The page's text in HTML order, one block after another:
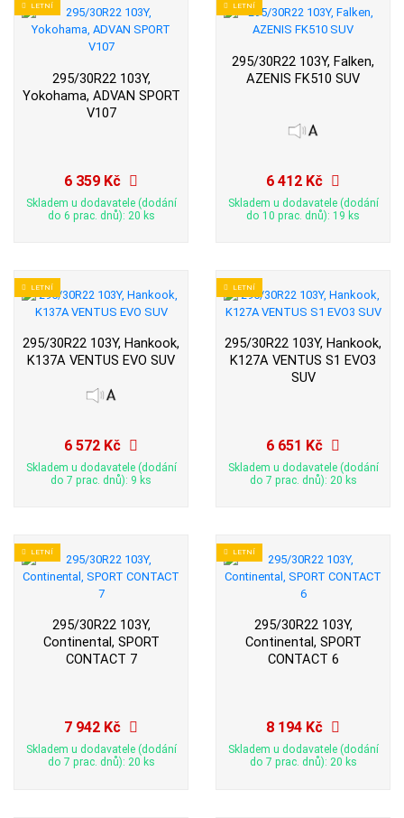
LETNÍ
295/30R22 103Y,
Yokohama, ADVAN SPORT
V107
6 359 Kč
Skladem u dodavatele (dodání
do 6 prac. dnů): 20 ks
LETNÍ
295/30R22 103Y, Falken,
AZENIS FK510 SUV
6 412 Kč
Skladem u dodavatele (dodání
do 10 prac. dnů): 19 ks
LETNÍ
295/30R22 103Y, Hankook,
K137A VENTUS EVO SUV
6 572 Kč
Skladem u dodavatele (dodání
do 7 prac. dnů): 9 ks
LETNÍ
295/30R22 103Y, Hankook,
K127A VENTUS S1 EVO3
SUV
6 651 Kč
Skladem u dodavatele (dodání
do 7 prac. dnů): 20 ks
LETNÍ
295/30R22 103Y,
Continental, SPORT
CONTACT 7
7 942 Kč
Skladem u dodavatele (dodání
do 7 prac. dnů): 20 ks
LETNÍ
295/30R22 103Y,
Continental, SPORT
CONTACT 6
8 194 Kč
Skladem u dodavatele (dodání
do 7 prac. dnů): 20 ks